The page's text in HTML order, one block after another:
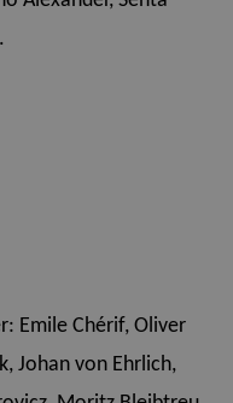
Emile Chérif, Oliver
Johan von Ehrlich,